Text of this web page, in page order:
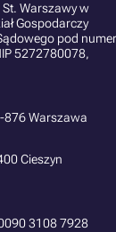
Warszawy w
Gospodarczy
pod
5272780078,
876 Warszawa
Cieszyn
3108 7928